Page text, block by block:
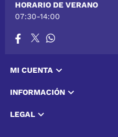
HORARIO DE VERANO
07:30-14:00
MI CUENTA 
INFORMACIÓN 
LEGAL 